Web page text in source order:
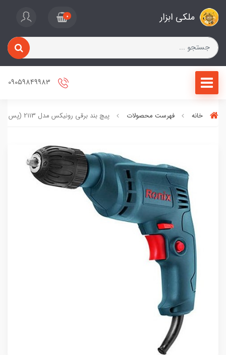
ملکی ابزار 0
خانه فهرست محصولات پیچ بند برقی رونیکس مدل 2113 (پس کرایه)